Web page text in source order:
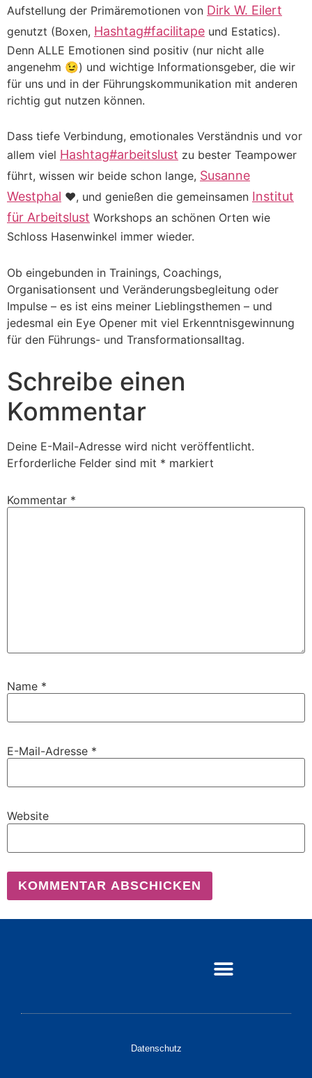
Aufstellung der Primäremotionen von Dirk W. Eilert
genutzt (Boxen, Hashtag#facilitape und Estatics).
Denn ALLE Emotionen sind positiv (nur nicht alle
angenehm 😉) und wichtige Informationsgeber, die wir
für uns und in der Führungskommunikation mit anderen
richtig gut nutzen können.
Dass tiefe Verbindung, emotionales Verständnis und vor
allem viel Hashtag#arbeitslust zu bester Teampower
führt, wissen wir beide schon lange, Susanne
Westphal ❤️, und genießen die gemeinsamen Institut
für Arbeitslust Workshops an schönen Orten wie
Schloss Hasenwinkel immer wieder.
Ob eingebunden in Trainings, Coachings,
Organisationsent und Veränderungsbegleitung oder
Impulse – es ist eins meiner Lieblingsthemen – und
jedesmal ein Eye Opener mit viel Erkenntnisgewinnung
für den Führungs- und Transformationsalltag.
Schreibe einen
Kommentar
Deine E-Mail-Adresse wird nicht veröffentlicht.
Erforderliche Felder sind mit * markiert
Kommentar *
Name *
E-Mail-Adresse *
Website
Datenschutz